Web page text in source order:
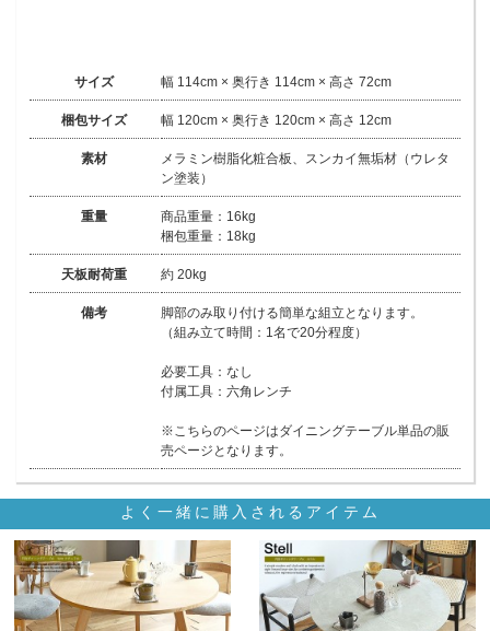
サイズ 幅 114cm × 奥行き 114cm × 高さ 72cm
梱包サイズ 幅 120cm × 奥行き 120cm × 高さ 12cm
素材
メラミン樹脂化粧合板、スンカイ無垢材（ウレタ
ン塗装）
重量
商品重量：16kg
梱包重量：18kg
天板耐荷重 約 20kg
備考
脚部のみ取り付ける簡単な組立となります。
（組み立て時間：1名で20分程度）
必要工具：なし
付属工具：六角レンチ
※こちらのページはダイニングテーブル単品の販
売ページとなります。
よく一緒に購入されるアイテム